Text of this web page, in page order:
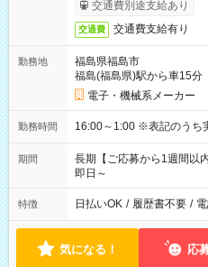
交通費別途支給あり
交通費 交通費支給有り
勤務地
福島県福島市
福島(福島県)駅から車15分
電子・機械系メーカー
勤務時間 16:00～1:00 ※表記
期間
長期【ご応募から1週間以
即日～
特徴 日払いOK / 履歴書不要 /
気になる！ 応